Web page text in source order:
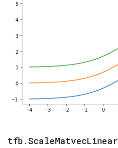
tfb .ScaleMatvecLinear